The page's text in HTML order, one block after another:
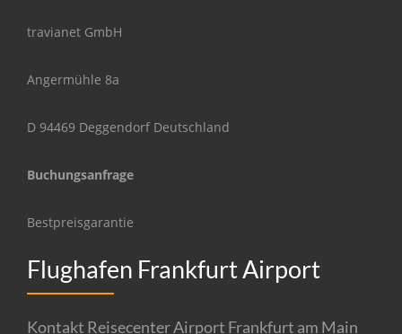
travianet GmbH
Angermühle 8a
D 94469 Deggendorf Deutschland
Buchungsanfrage
Bestpreisgarantie
Flughafen Frankfurt Airport
Kontakt Reisecenter Airport Frankfurt am Main